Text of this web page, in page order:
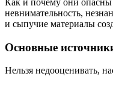
невнимательность,
и сыпучие материалы
Основные
Нельзя недооценивать,